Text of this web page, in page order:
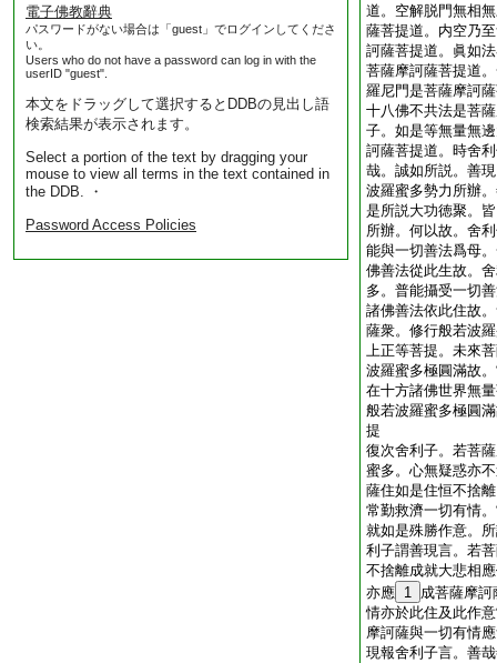
電子佛教辭典
パスワードがない場合は「guest」でログインしてくださ
い。
Users who do not have a password can log in with the
userID "guest".
本文をドラッグして選択するとDDBの見出し語
検索結果が表示されます。
Select a portion of the text by dragging your
mouse to view all terms in the text contained in
the DDB. ・
Password Access Policies
道。空解脱門無相
薩菩提道。内空乃
訶薩菩提道。眞如
菩薩摩訶薩菩提道
羅尼門是菩薩摩訶
十八佛不共法是菩
子。如是等無量無
訶薩菩提道。時舍
哉。誠如所説。善
波羅蜜多勢力所辦
是所説大功徳聚。
所辦。何以故。舍
能與一切善法爲母
佛善法從此生故。
多。普能攝受一切
諸佛善法依此住故
薩衆。修行般若波
上正等菩提。未來
波羅蜜多極圓滿故
在十方諸佛世界無
般若波羅蜜多極圓
提
復次舍利子。若菩
蜜多。心無疑惑亦
薩住如是住恒不捨
常勤救濟一切有情
就如是殊勝作意。
利子謂善現言。若
不捨離成就大悲相
亦應 1 成菩薩摩
情亦於此住及此作
摩訶薩與一切有情
現報舍利子言。善